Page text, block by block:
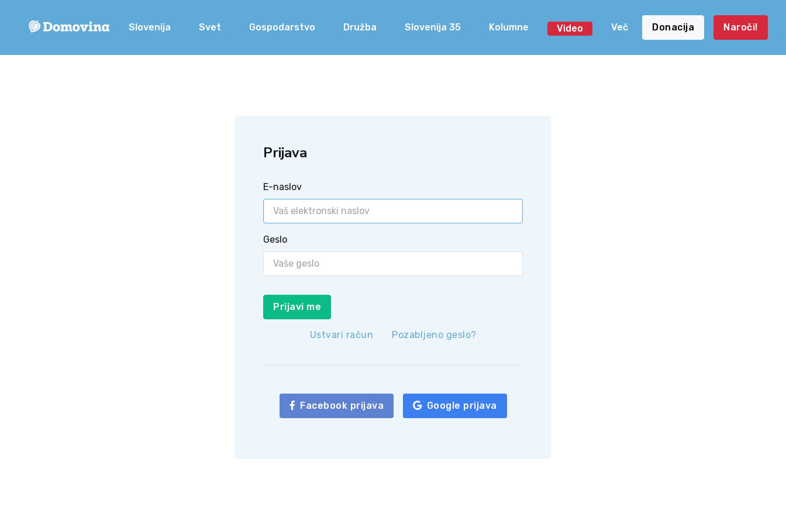
Slovenija Svet Gospodarstvo Družba Slovenija 35 Kolumne Video Več Donacija Naroči!
Prijava
E-naslov
Geslo
Prijavi me
Ustvari račun Pozabljeno geslo?
Facebook prijava Google prijava